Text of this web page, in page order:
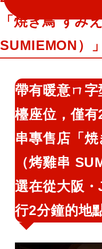
「焼き鳥 すみ
SUMIEMON）」
帶有暖意ㄇ
檯座位，僅
串專售店「
（烤雞串
選在從大阪
行2分鐘的地